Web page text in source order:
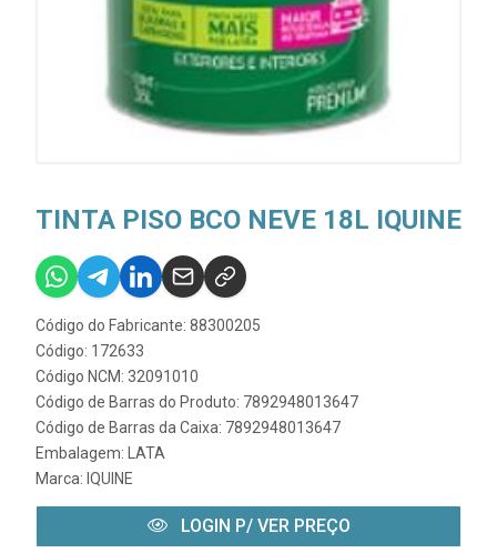
TINTA PISO BCO NEVE 18L IQUINE
Código do Fabricante: 88300205
Código: 172633
Código NCM: 32091010
Código de Barras do Produto: 7892948013647
Código de Barras da Caixa: 7892948013647
Embalagem: LATA
Marca: IQUINE
LOGIN P/ VER PREÇO